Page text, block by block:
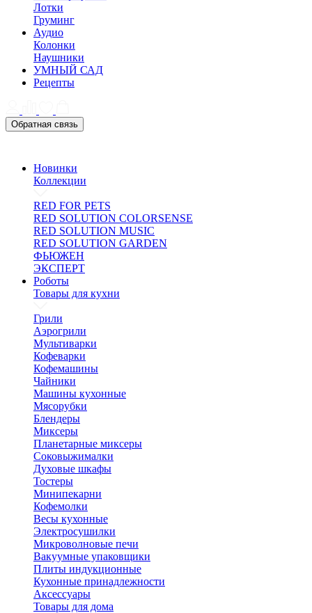
Лотки
Груминг
Аудио
Колонки
Наушники
УМНЫЙ САД
Рецепты
Обратная связь
Новинки
Коллекции
RED FOR PETS
RED SOLUTION COLORSENSE
RED SOLUTION MUSIC
RED SOLUTION GARDEN
ФЬЮЖЕН
ЭКСПЕРТ
Роботы
Товары для кухни
Грили
Аэрогрили
Мультиварки
Кофеварки
Кофемашины
Чайники
Машины кухонные
Мясорубки
Блендеры
Миксеры
Планетарные миксеры
Соковыжималки
Духовые шкафы
Тостеры
Минипекарни
Кофемолки
Весы кухонные
Электросушилки
Микроволновые печи
Вакуумные упаковщики
Плиты индукционные
Кухонные принадлежности
Аксессуары
Товары для дома